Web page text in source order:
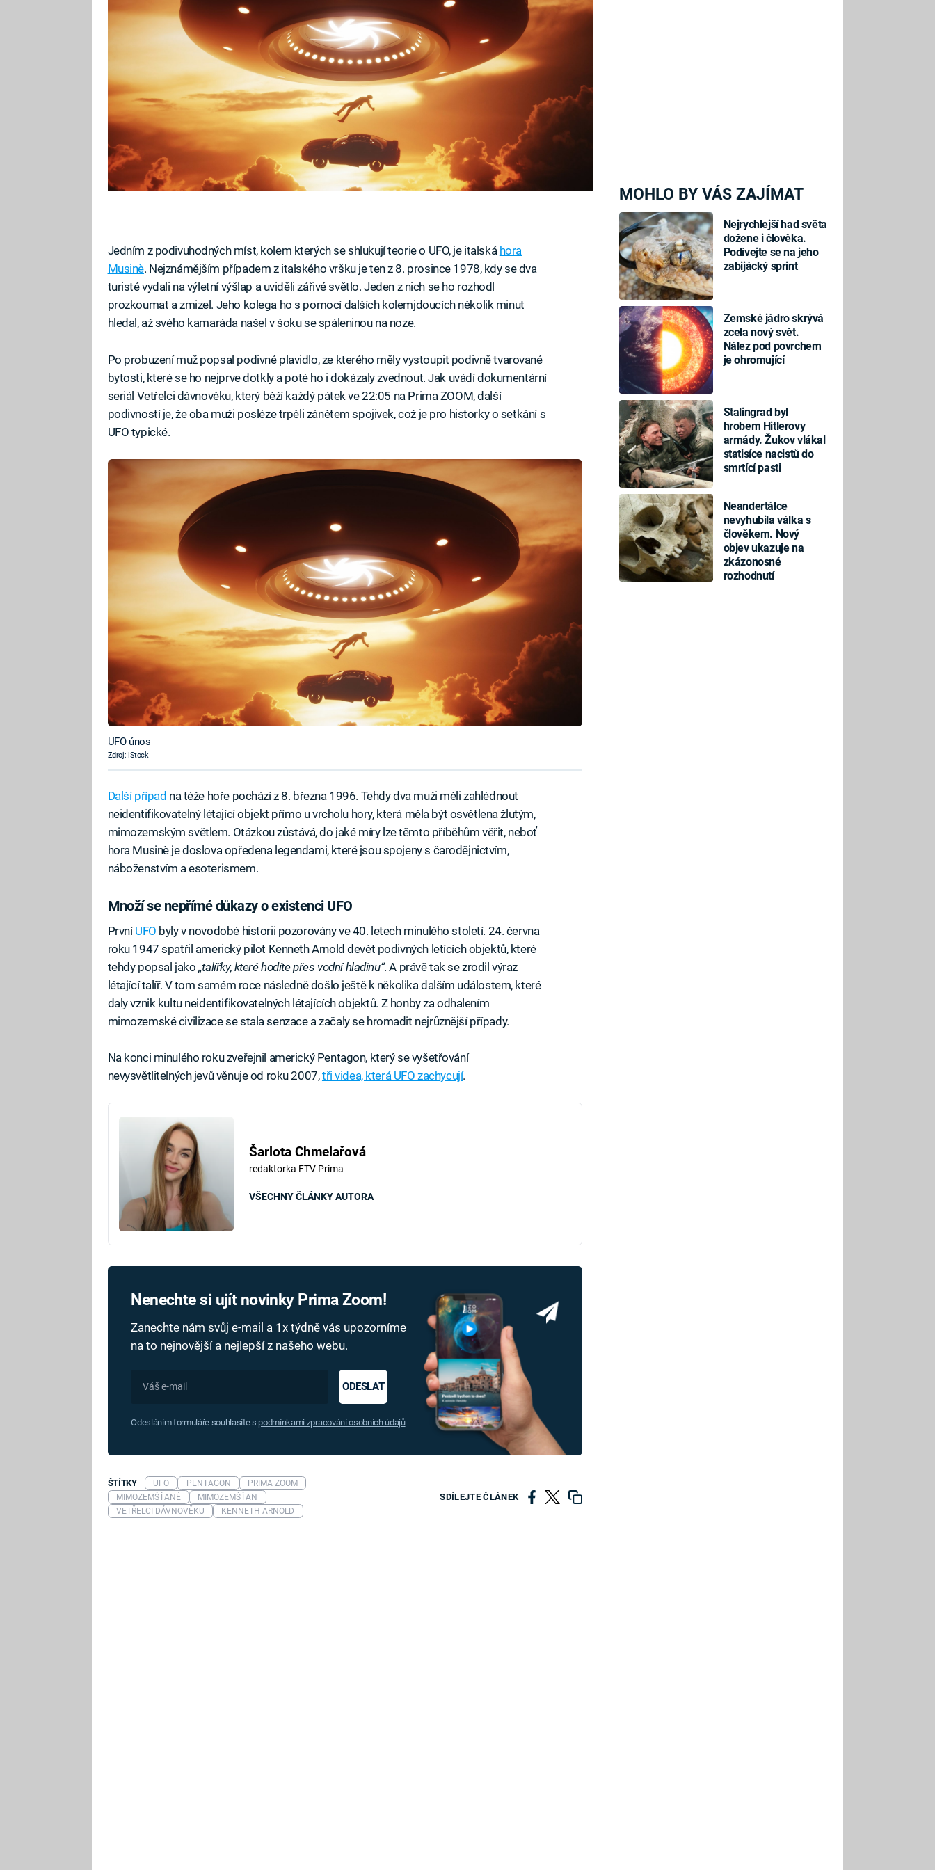
MOHLO BY VÁS ZAJÍMAT
Nejrychlejší had světa
dožene i člověka.
Podívejte se na jeho
zabijácký sprint
Zemské jádro skrývá
zcela nový svět.
Nález pod povrchem
je ohromující
Stalingrad byl
hrobem Hitlerovy
armády. Žukov vlákal
statisíce nacistů do
smrtící pasti
Neandertálce
nevyhubila válka s
člověkem. Nový
objev ukazuje na
zkázonosné
rozhodnutí
Jedním z podivuhodných míst, kolem kterých se shlukují teorie o UFO, je italská hora
Musinè. Nejznámějším případem z italského vršku je ten z 8. prosince 1978, kdy se dva
turisté vydali na výletní výšlap a uviděli zářivé světlo. Jeden z nich se ho rozhodl
prozkoumat a zmizel. Jeho kolega ho s pomocí dalších kolemjdoucích několik minut
hledal, až svého kamaráda našel v šoku se spáleninou na noze.
Po probuzení muž popsal podivné plavidlo, ze kterého měly vystoupit podivně tvarované
bytosti, které se ho nejprve dotkly a poté ho i dokázaly zvednout. Jak uvádí dokumentární
seriál Vetřelci dávnověku, který běží každý pátek ve 22:05 na Prima ZOOM, další
podivností je, že oba muži posléze trpěli zánětem spojivek, což je pro historky o setkání s
UFO typické.
UFO únos
Zdroj: iStock
Další případ na téže hoře pochází z 8. března 1996. Tehdy dva muži měli zahlédnout
neidentifikovatelný létající objekt přímo u vrcholu hory, která měla být osvětlena žlutým,
mimozemským světlem. Otázkou zůstává, do jaké míry lze těmto příběhům věřit, neboť
hora Musinè je doslova opředena legendami, které jsou spojeny s čarodějnictvím,
náboženstvím a esoterismem.
Množí se nepřímé důkazy o existenci UFO
PrvníUFO byly v novodobé historii pozorovány ve 40. letech minulého století. 24. června
roku 1947 spatřil americký pilot Kenneth Arnold devět podivných letících objektů, které
tehdy popsal jako „talířky, které hodíte přes vodní hladinu“. A právě tak se zrodil výraz
létající talíř. V tom samém roce následně došlo ještě k několika dalším událostem, které
daly vznik kultu neidentifikovatelných létajících objektů. Z honby za odhalením
mimozemské civilizace se stala senzace a začaly se hromadit nejrůznější případy.
Na konci minulého roku zveřejnil americký Pentagon, který se vyšetřování
nevysvětlitelných jevů věnuje od roku 2007,tři videa, která UFO zachycují.
Šarlota Chmelařová
redaktorka FTV Prima
VŠECHNY ČLÁNKY AUTORA
Nenechte si ujít novinky Prima Zoom!
Zanechte nám svůj e-mail a 1x týdně vás upozorníme
na to nejnovější a nejlepší z našeho webu.
ODESLAT
Odesláním formuláře souhlasíte s podmínkami zpracování osobních údajů
SDÍLEJTE ČLÁNEK
ŠTÍTKY UFO PENTAGON
PRIMA ZOOM
MIMOZEMŠŤANÉ
MIMOZEMŠŤAN
VETŘELCI DÁVNOVĚKU
KENNETH ARNOLD